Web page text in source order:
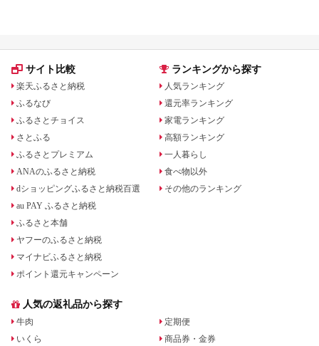
サイト比較
楽天ふるさと納税
ふるなび
ふるさとチョイス
さとふる
ふるさとプレミアム
ANAのふるさと納税
dショッピングふるさと納税百選
au PAY ふるさと納税
ふるさと本舗
ヤフーのふるさと納税
マイナビふるさと納税
ポイント還元キャンペーン
ランキングから探す
人気ランキング
還元率ランキング
家電ランキング
高額ランキング
一人暮らし
食べ物以外
その他のランキング
人気の返礼品から探す
牛肉
いくら
定期便
商品券・金券